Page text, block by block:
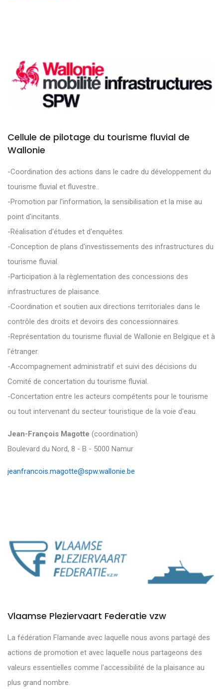
Cellule de pilotage du tourisme fluvial de
Wallonie
-Coordination des actions dans le cadre du développement du
tourisme fluvial et fluvestre..
-Promotion par l'information, la sensibilisation et la mise au
point d'incitants.
-Réalisation d'études et d'enquêtes.
-Conception de plans d'investissements des infrastructures du
tourisme fluvial.
-Participation à la règlementation des concessions des
infrastructures de plaisance.
-Coordination et soutien aux directions territoriales dans le
contrôle des droits et devoirs des concessionnaires.
-Représentation du tourisme fluvial de Wallonie en Belgique et à
l'étranger.
-Accompagnement administratif et suivi des décisions du
Comité de concertation du tourisme fluvial.
-Concertation entre les acteurs compétents pour le tourisme
ou tout intervenant du secteur touristique de la voie d'eau.
Jean-François Magotte (coordination)
Boulevard du Nord, 8 - B - 5000 Namur
jeanfrancois.magotte@spw.wallonie.be
Vlaamse Pleziervaart Federatie vzw
La fédération Flamande avec laquelle nous avons partagé des
actions de promotion et avec laquelle nous partageons des
valeurs essentielles comme l'accessibilité de la plaisance au
plus grand nombre.